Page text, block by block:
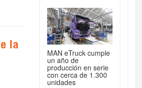
la
MAN eTruck cumple
un año de
producción en serie
con cerca de 1.300
unidades